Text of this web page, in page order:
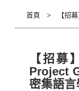
首頁
【招募
Project
密集語